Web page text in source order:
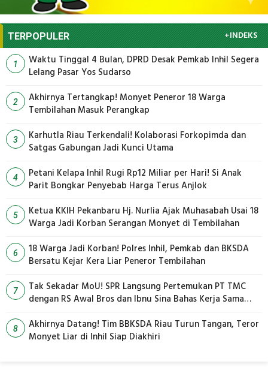
TERPOPULER +INDEKS
1
Waktu Tinggal 4 Bulan, DPRD Desak Pemkab Inhil Segera
Lelang Pasar Yos Sudarso
2
Akhirnya Tertangkap! Monyet Peneror 18 Warga
Tembilahan Masuk Perangkap
3
Karhutla Riau Terkendali! Kolaborasi Forkopimda dan
Satgas Gabungan Jadi Kunci Utama
4
Petani Kelapa Inhil Rugi Rp12 Miliar per Hari! Si Anak
Parit Bongkar Penyebab Harga Terus Anjlok
5
Ketua KKIH Pekanbaru Hj. Nurlia Ajak Muhasabah Usai 18
Warga Jadi Korban Serangan Monyet di Tembilahan
6
18 Warga Jadi Korban! Polres Inhil, Pemkab dan BKSDA
Bersatu Kejar Kera Liar Peneror Tembilahan
7
Tak Sekadar MoU! SPR Langsung Pertemukan PT TMC
dengan RS Awal Bros dan Ibnu Sina Bahas Kerja Sama
8
Akhirnya Datang! Tim BBKSDA Riau Turun Tangan, Teror
Monyet Liar di Inhil Siap Diakhiri